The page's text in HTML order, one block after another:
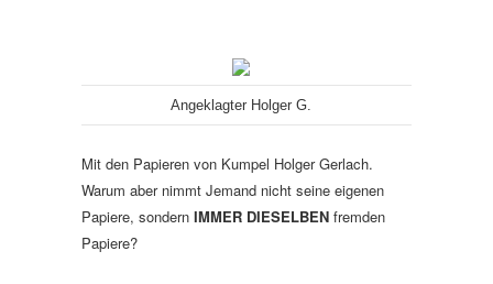
Angeklagter Holger G.
Mit den Papieren von Kumpel Holger Gerlach.
Warum aber nimmt Jemand nicht seine eigenen
Papiere, sondern IMMER DIESELBEN fremden
Papiere?